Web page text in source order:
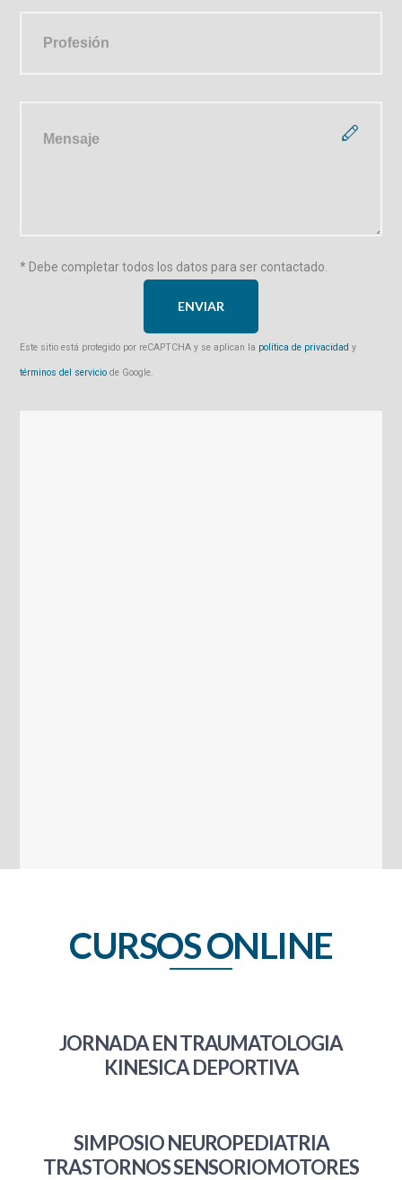
* Debe completar todos los datos para ser contactado.
Este sitio está protegido por reCAPTCHA y se aplican la política de privacidad y
términos del servicio de Google.
CURSOS ONLINE
JORNADA EN TRAUMATOLOGIA
KINESICA DEPORTIVA
SIMPOSIO NEUROPEDIATRIA
TRASTORNOS SENSORIOMOTORES